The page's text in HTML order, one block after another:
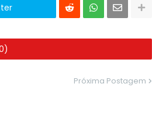
Próxima Postagem